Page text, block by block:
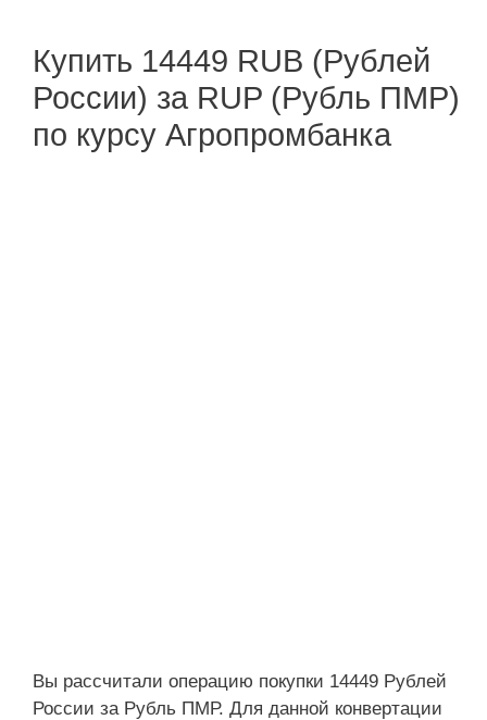
Купить 14449 RUB (Рублей
России) за RUP (Рубль ПМР)
по курсу Агропромбанка
Вы рассчитали операцию покупки 14449 Рублей
России за Рубль ПМР. Для данной конвертации